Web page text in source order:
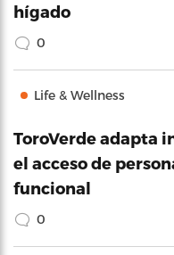
hígado
0
Life & Wellness
ToroVerde adapta
el acceso de
funcional
0